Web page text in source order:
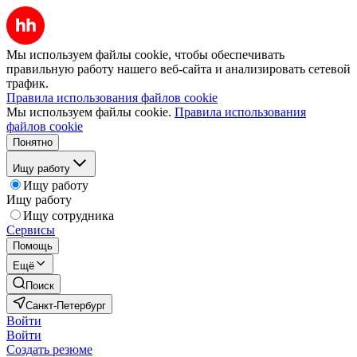
Мы используем файлы cookie, чтобы обеспечивать
правильную работу нашего веб-сайта и анализировать сетевой
трафик.
Правила использования файлов cookie
Мы используем файлы cookie. Правила использования
файлов cookie
Понятно
Ищу работу
Ищу работу
Ищу работу
Ищу сотрудника
Сервисы
Помощь
Ещё
Поиск
Санкт-Петербург
Войти
Войти
Создать резюме